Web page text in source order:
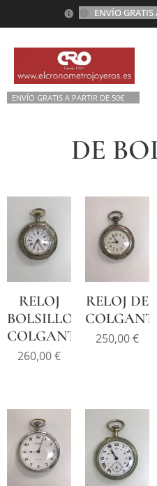
ENVÍO GRATIS
ENVÍO GRATIS A PARTIR DE 50€💫
DE
RELOJ
BOLSILLO
COLGANTE
260,00€
RELOJ DE
COLGANTE
250,00€